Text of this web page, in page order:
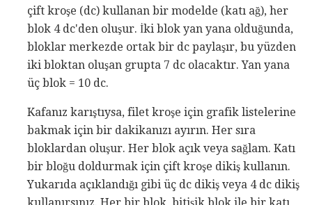
çift kroşe (dc) kullanan bir modelde (katı ağ), her
blok 4 dc'den oluşur. İki blok yan yana olduğunda,
bloklar merkezde ortak bir dc paylaşır, bu yüzden
iki bloktan oluşan grupta 7 dc olacaktır. Yan yana
üç blok = 10 dc.
Kafanız karıştıysa, filet kroşe için grafik listelerine
bakmak için bir dakikanızı ayırın. Her sıra
bloklardan oluşur. Her blok açık veya sağlam. Katı
bir bloğu doldurmak için çift kroşe dikiş kullanın.
Yukarıda açıklandığı gibi üç dc dikiş veya 4 dc dikiş